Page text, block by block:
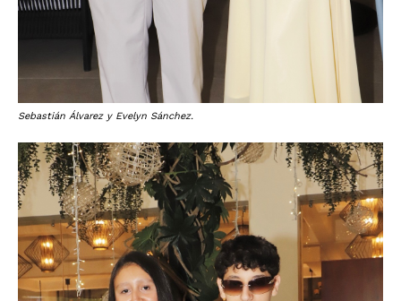
Sebastián Álvarez y Evelyn Sánchez.